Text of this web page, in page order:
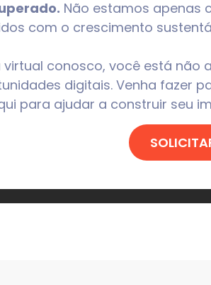
Não estamos apenas
com o crescimento
virtual conosco, você está
digitais. Venha fazer
para ajudar a construir seu